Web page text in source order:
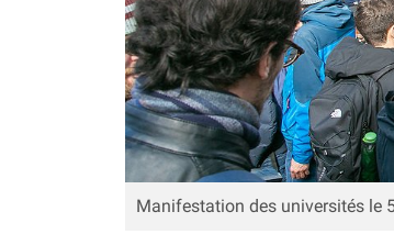
Manifestation des universités le